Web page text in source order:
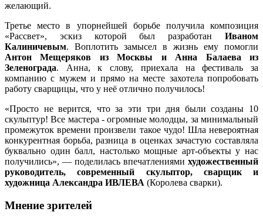
желающий.
Третье место в упорнейшей борьбе получила композиция
«Рассвет», эскиз которой был разработан Иваном
Калиничевым. Воплотить замысел в жизнь ему помогли
Антон Мещеряков из Москвы и Анна Балаева из
Зеленограда. Анна, к слову, приехала на фестиваль за
компанию с мужем и прямо на месте захотела попробовать
работу сварщицы, что у неё отлично получилось!
«Просто не верится, что за эти три дня были созданы 10
скульптур! Все мастера - огромные молодцы, за минимальный
промежуток времени произвели такое чудо! Шла невероятная
конкурентная борьба, разница в оценках зачастую составляла
буквально один балл, настолько мощные арт-объекты у нас
получились», — поделилась впечатлениями художественный
руководитель, современный скульптор, сварщик и
художница Александра ИВЛЕВА (Королева сварки).
Мнение зрителей